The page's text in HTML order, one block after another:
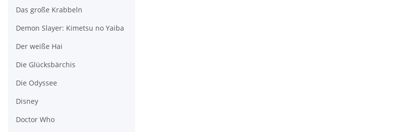
Das große Krabbeln
Demon Slayer: Kimetsu no Yaiba
Der weiße Hai
Die Glücksbärchis
Die Odyssee
Disney
Doctor Who